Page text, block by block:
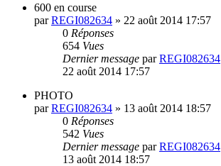
600 en course
parREGI082634 » 22 août 2014 17:57
0 Réponses
654 Vues
Dernier message parREGI082634
22 août 2014 17:57
PHOTO
parREGI082634 » 13 août 2014 18:57
0 Réponses
542 Vues
Dernier message parREGI082634
13 août 2014 18:57